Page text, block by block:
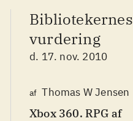
Bibliotekernes
vurdering
d. 17. nov. 2010
af Thomas W Jensen
Xbox 360. RPG af